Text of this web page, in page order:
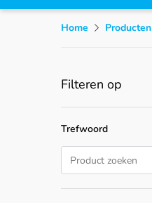
Home Producten
Filteren op
Trefwoord